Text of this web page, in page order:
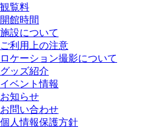
観覧料
開館時間
施設について
ご利用上の注意
ロケーション撮影について
グッズ紹介
イベント情報
お知らせ
お問い合わせ
個人情報保護方針